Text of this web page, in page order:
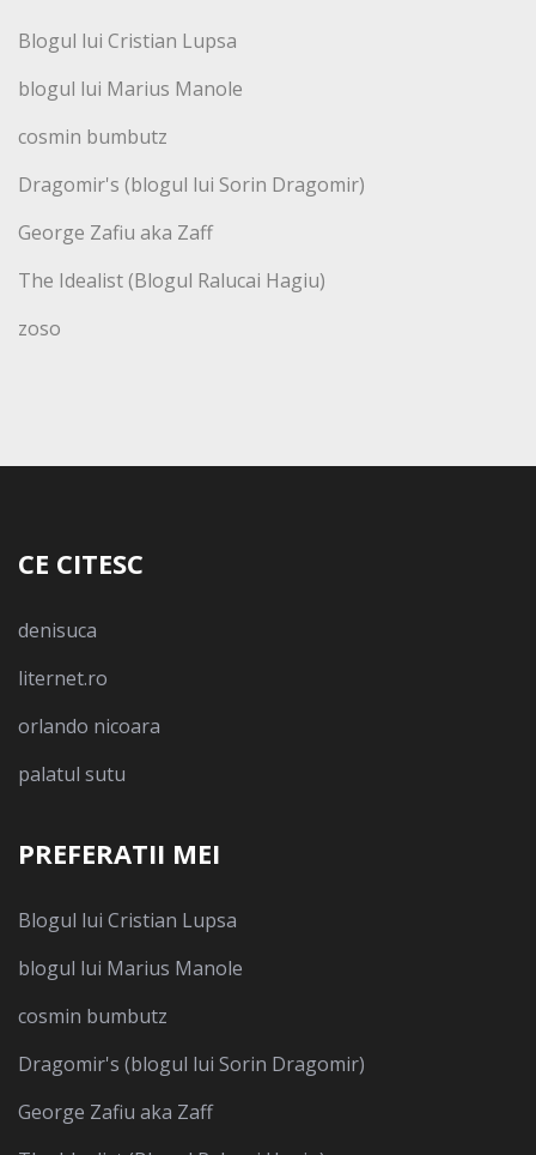
Blogul lui Cristian Lupsa
blogul lui Marius Manole
cosmin bumbutz
Dragomir's (blogul lui Sorin Dragomir)
George Zafiu aka Zaff
The Idealist (Blogul Ralucai Hagiu)
zoso
CE CITESC
denisuca
liternet.ro
orlando nicoara
palatul sutu
PREFERATII MEI
Blogul lui Cristian Lupsa
blogul lui Marius Manole
cosmin bumbutz
Dragomir's (blogul lui Sorin Dragomir)
George Zafiu aka Zaff